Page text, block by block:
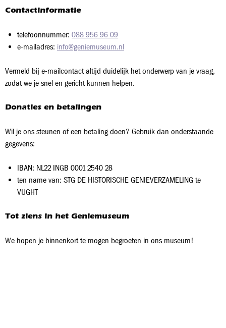
Contactinformatie
telefoonnummer: 088 956 96 09
e-mailadres: info@geniemuseum.nl
Vermeld bij e-mailcontact altijd duidelijk het onderwerp van je vraag,
zodat we je snel en gericht kunnen helpen.
Donaties en betalingen
Wil je ons steunen of een betaling doen? Gebruik dan onderstaande
gegevens:
IBAN: NL22 INGB 0001 2540 28
ten name van: STG DE HISTORISCHE GENIEVERZAMELING te
VUGHT
Tot ziens in het Geniemuseum
We hopen je binnenkort te mogen begroeten in ons museum!